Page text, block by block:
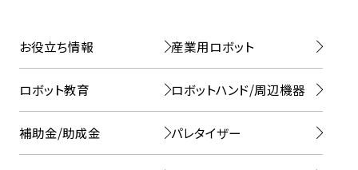
お役立ち情報 産業用ロボット
ロボット教育 ロボットハンド/周辺機器
補助金/助成金 パレタイザー